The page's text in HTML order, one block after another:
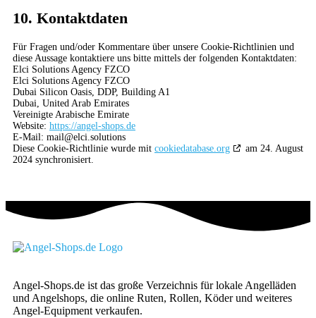
10. Kontaktdaten
Für Fragen und/oder Kommentare über unsere Cookie-Richtlinien und
diese Aussage kontaktiere uns bitte mittels der folgenden Kontaktdaten:
Elci Solutions Agency FZCO
Elci Solutions Agency FZCO
Dubai Silicon Oasis, DDP, Building A1
Dubai, United Arab Emirates
Vereinigte Arabische Emirate
Website: https://angel-shops.de
E-Mail: mail@elci.solutions
Diese Cookie-Richtlinie wurde mit cookiedatabase.org
am 24. August
2024 synchronisiert.
Angel-Shops.de ist das große Verzeichnis für lokale Angelläden
und Angelshops, die online Ruten, Rollen, Köder und weiteres
Angel-Equipment verkaufen.